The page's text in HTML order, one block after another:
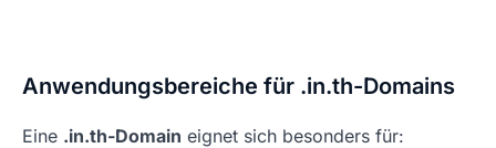
Anwendungsbereiche für .in.th-Domains
Eine .in.th-Domain eignet sich besonders für: